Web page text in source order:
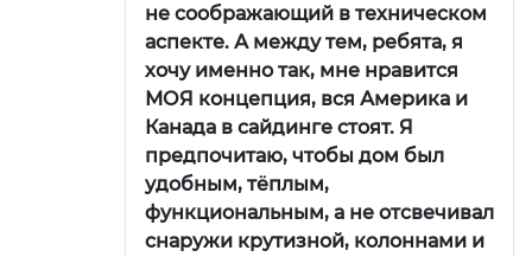
не соображающий в техническом
аспекте. А между тем, ребята, я
хочу именно так, мне нравится
МОЯ концепция, вся Америка и
Канада в сайдинге стоят. Я
предпочитаю, чтобы дом был
удобным, тёплым,
функциональным, а не отсвечивал
снаружи крутизной, колоннами и